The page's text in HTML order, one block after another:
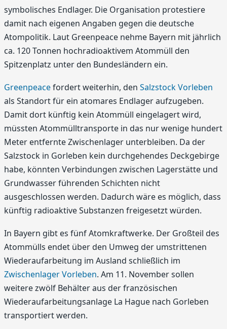
symbolisches Endlager. Die Organisation protestiere
damit nach eigenen Angaben gegen die deutsche
Atompolitik. Laut Greenpeace nehme Bayern mit jährlich
ca. 120 Tonnen hochradioaktivem Atommüll den
Spitzenplatz unter den Bundesländern ein.
Greenpeacefordert weiterhin, den Salzstock Vorleben
als Standort für ein atomares Endlager aufzugeben.
Damit dort künftig kein Atommüll eingelagert wird,
müssten Atommülltransporte in das nur wenige hundert
Meter entfernte Zwischenlager unterbleiben. Da der
Salzstock in Gorleben kein durchgehendes Deckgebirge
habe, könnten Verbindungen zwischen Lagerstätte und
Grundwasser führenden Schichten nicht
ausgeschlossen werden. Dadurch wäre es möglich, dass
künftig radioaktive Substanzen freigesetzt würden.
In Bayern gibt es fünf Atomkraftwerke. Der Großteil des
Atommülls endet über den Umweg der umstrittenen
Wiederaufarbeitung im Ausland schließlich im
Zwischenlager Vorleben. Am 11. November sollen
weitere zwölf Behälter aus der französischen
Wiederaufarbeitungsanlage La Hague nach Gorleben
transportiert werden.